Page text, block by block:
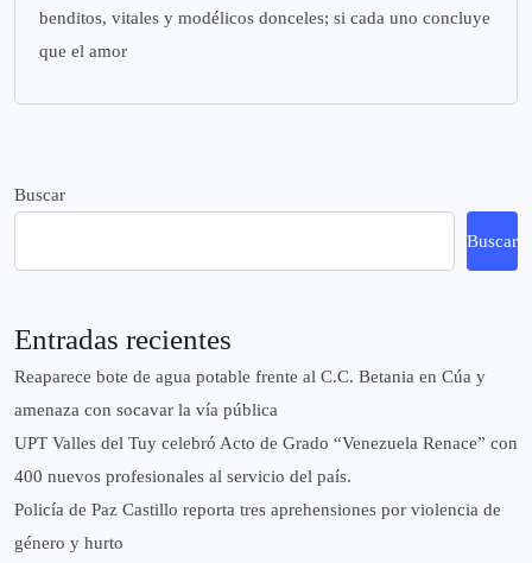
benditos, vitales y modélicos donceles; si cada uno concluye
que el amor
Buscar
Buscar
Entradas recientes
Reaparece bote de agua potable frente al C.C. Betania en Cúa y
amenaza con socavar la vía pública
UPT Valles del Tuy celebró Acto de Grado “Venezuela Renace” con
400 nuevos profesionales al servicio del país.
‎Policía de Paz Castillo reporta tres aprehensiones por violencia de
género y hurto